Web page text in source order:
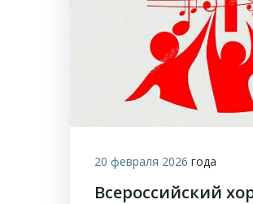
20 февраля 2026 года
Всероссийский